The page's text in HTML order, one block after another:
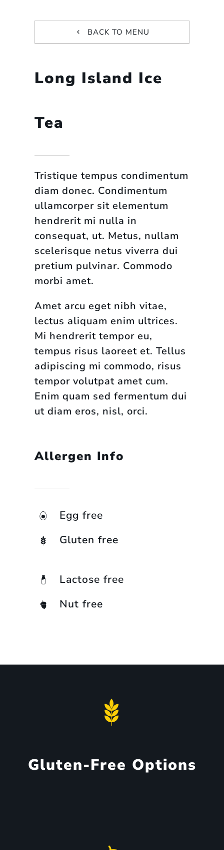
BACK TO MENU
Long Island Ice
Tea
Tristique tempus condimentum
diam donec. Condimentum
ullamcorper sit elementum
hendrerit mi nulla in
consequat, ut. Metus, nullam
scelerisque netus viverra dui
pretium pulvinar. Commodo
morbi amet.
Amet arcu eget nibh vitae,
lectus aliquam enim ultrices.
Mi hendrerit tempor eu,
tempus risus laoreet et. Tellus
adipiscing mi commodo, risus
tempor volutpat amet cum.
Enim quam sed fermentum dui
ut diam eros, nisl, orci.
Allergen Info
Egg free
Gluten free
Lactose free
Nut free
Gluten-Free Options